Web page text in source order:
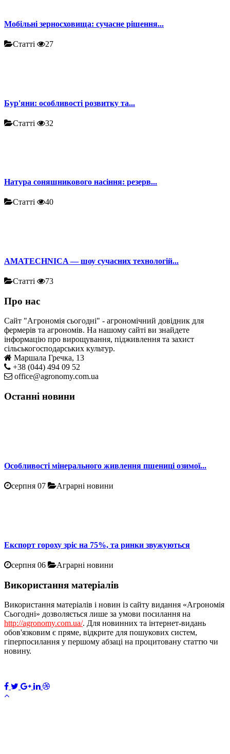
Мобільні зерносховища: сучасне рішення...
Статті 27
Бур'яни: особливості розвитку та...
Статті 32
Натура соняшникового насіння: резерв...
Статті 40
AMATECHNICA — шоу сучасних технологій...
Статті 73
Про нас
Сайт "Агрономія сьогодні" - агрономічний довідник для
фермерів та агрономів. На нашому сайті ви знайдете
інформацію про вирощування, підживлення та захист
сільськогосподарських культур.
Маршала Гречка, 13
+38 (044) 494 09 52
office@agronomy.com.ua
Останні новини
Особливості мінерального живлення пшениці озимої...
серпня 07 Аграрні новини
Експорт гороху зріс на 75%, та ринки звужуються
серпня 06 Аграрні новини
Використання матеріалів
Використання матеріалів і новин із сайту видання «Агрономія
Сьогодні» дозволяється лише за умови посилання на
http://agronomy.com.ua/. Для новинних та інтернет-видань
обов'язковим є пряме, відкрите для пошукових систем,
гіперпосилання у першому абзаці на процитовану статтю чи
новину.